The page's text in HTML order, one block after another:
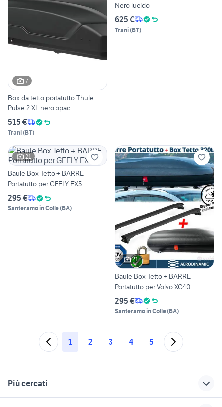
7
Box da tetto portatutto Thule
Pulse 2 XL nero opac
515 €
Trani(BT)
Nero lucido
625 €
Trani(BT)
21
Baule Box Tetto + BARRE
Portatutto per GEELY EX5
295 €
Santeramo in Colle(BA)
21
Baule Box Tetto + BARRE
Portatutto per Volvo XC40
295 €
Santeramo in Colle(BA)
1 2 3 4 5
Più cercati